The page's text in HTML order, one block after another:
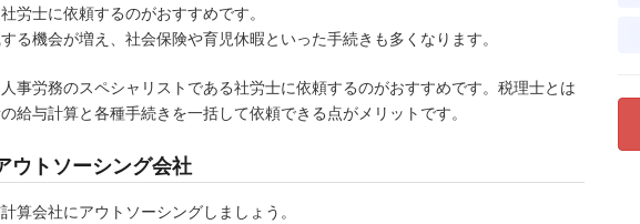
労士に依頼するのがおすすめです。
る機会が増え、社会保険や育児休暇といった手続きも多くなります。
事労務のスペシャリストである社労士に依頼するのがおすすめです。税理士とは
給与計算と各種手続きを一括して依頼できる点がメリットです。
ウトソーシング会社
算会社にアウトソーシングしましょう。